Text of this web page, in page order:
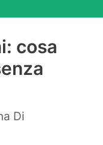
cosa
Di